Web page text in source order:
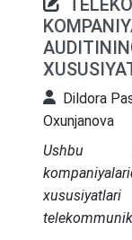
yurtimizda
asos
Dildora
Oxunjanova
Ushbu